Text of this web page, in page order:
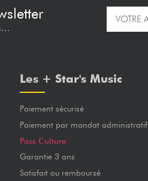
Les + Star's Music
Paiement sécurisé
Paiement par mandat administratif
Pass Culture
Garantie 3 ans
Satisfait ou remboursé